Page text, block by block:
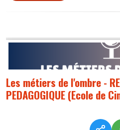
Les métiers de l'ombre -
PEDAGOGIQUE (Ecole de